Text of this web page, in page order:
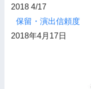
2018 4/17
保留・演出信頼度
2018年4月17日